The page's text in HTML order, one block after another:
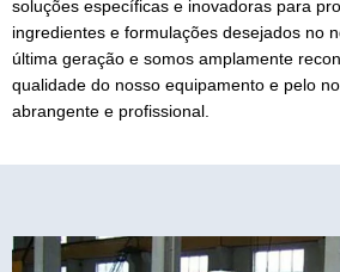
soluções específicas e inovadoras para
ingredientes e formulações desejados no
última geração e somos amplamente
qualidade do nosso equipamento e pelo
abrangente e profissional.